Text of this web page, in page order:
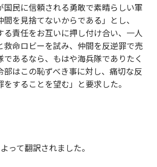
国民に信頼される勇敢で素晴らしい軍
を見捨てないからである」とし、
る責任をお互いに押し付け合い、一人
救命ロビーを試み、仲間を反逆罪で売
であるなら、もはや海兵隊でありたく
部はこの恥ずべき事に対し、痛切な反
することを望む」と要求した。
って翻訳されました。